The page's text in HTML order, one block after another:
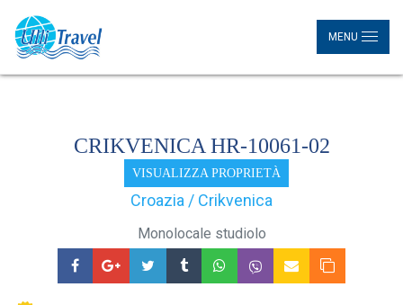
MENU
CRIKVENICA HR-10061-02
VISUALIZZA PROPRIETÀ
Croazia / Crikvenica
Monolocale studiolo